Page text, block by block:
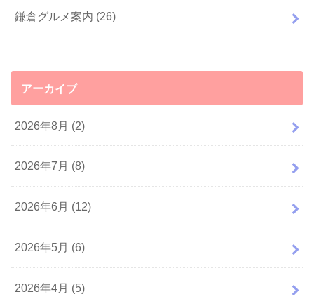
鎌倉グルメ案内 (26)
アーカイブ
2026年8月 (2)
2026年7月 (8)
2026年6月 (12)
2026年5月 (6)
2026年4月 (5)